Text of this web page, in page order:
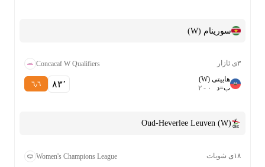
سورینام (W)
Concacaf W Qualifiers
هاییتی (W)
ب=د ٠- ٦٫٦
Oud-Heverlee Leuven (W)
Women's Champions League